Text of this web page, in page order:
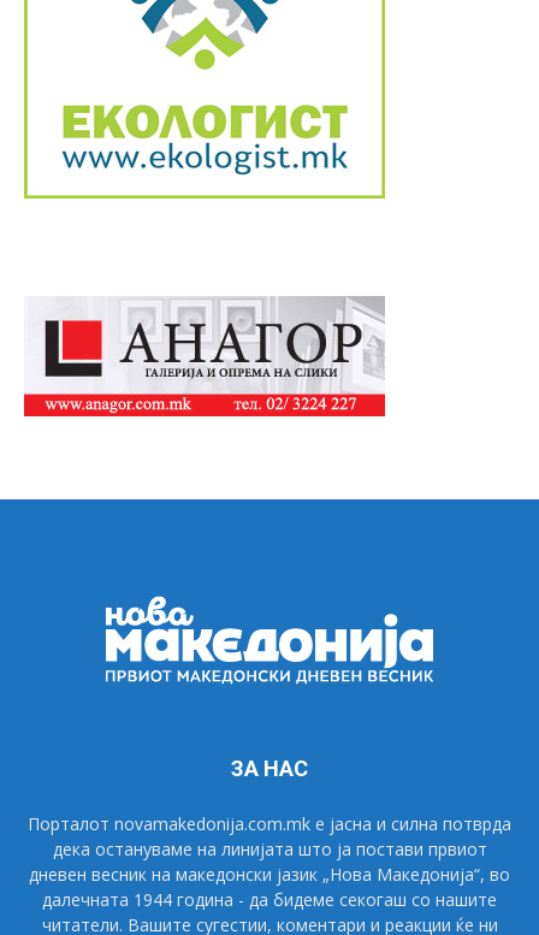
ЗА НАС
Порталот novamakedonija.com.mk е јасна и силна потврда
дека остануваме на линијата што ја постави првиот
дневен весник на македонски јазик „Нова Македонија“, во
далечната 1944 година - да бидеме секогаш со нашите
читатели. Вашите сугестии, коментари и реакции ќе ни